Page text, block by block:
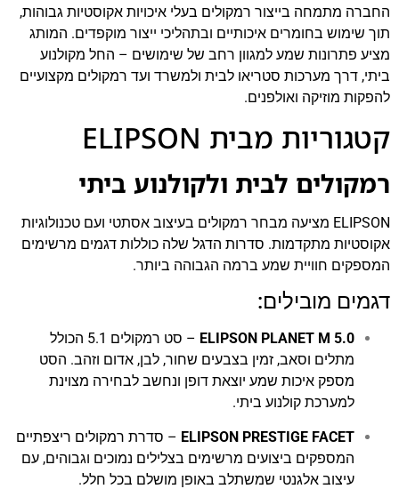
החברה מתמחה בייצור רמקולים בעלי איכויות אקוסטיות גבוהות,
תוך שימוש בחומרים איכותיים ובתהליכי ייצור מוקפדים. המותג
מציע פתרונות שמע למגוון רחב של שימושים – החל מקולנוע
ביתי, דרך מערכות סטריאו לבית ולמשרד ועד רמקולים מקצועיים
להפקות מוזיקה ואולפנים.
קטגוריות מבית ELIPSON
רמקולים לבית ולקולנוע ביתי
ELIPSON מציעה מבחר רמקולים בעיצוב אסתטי ועם טכנולוגיות
אקוסטיות מתקדמות. סדרות הדגל שלה כוללות דגמים מרשימים
המספקים חוויית שמע ברמה הגבוהה ביותר.
דגמים מובילים:
ELIPSON PLANET M 5.0
– סט רמקולים 5.1 הכולל
מתלים וסאב, זמין בצבעים שחור, לבן, אדום וזהב. הסט
מספק איכות שמע יוצאת דופן ונחשב לבחירה מצוינת
למערכת קולנוע ביתי.
ELIPSON PRESTIGE FACET – סדרת רמקולים ריצפתיים
המספקים ביצועים מרשימים בצלילים נמוכים וגבוהים, עם
עיצוב אלגנטי שמשתלב באופן מושלם בכל חלל.